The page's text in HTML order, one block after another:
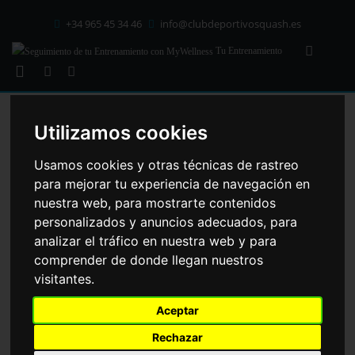
Utilizamos cookies
Usamos cookies y otras técnicas de rastreo
para mejorar tu experiencia de navegación en
nuestra web, para mostrarte contenidos
personalizados y anuncios adecuados, para
analizar el tráfico en nuestra web y para
comprender de donde llegan nuestros
visitantes.
Aceptar
Rechazar
+34 965 45 34 46 info@clubdeportivosquash.es
Tu Entrenamiento
HORARIO CLASES DIRIGIDAS
Lunes - Viernes
07:00 - 23:00
Sábados y Festivos
08:00 - 14:30
Domingos
09:00 - 14:30
17:30 - 21:00
A MOVER ESE CUERPO
CARDIO-GAP